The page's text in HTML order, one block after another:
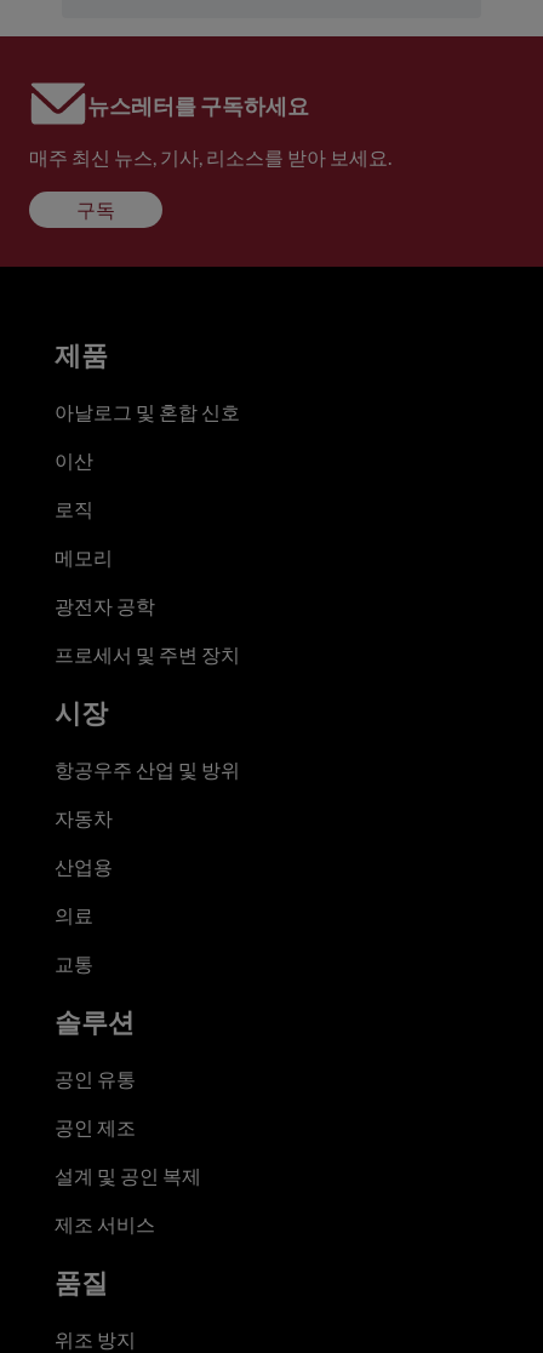
뉴스레터를 구독하세요
매주 최신 뉴스, 기사, 리소스를 받아 보세요.
구독
제품
아날로그 및 혼합 신호
이산
로직
메모리
광전자 공학
프로세서 및 주변 장치
시장
항공우주 산업 및 방위
자동차
산업용
의료
교통
솔루션
공인 유통
공인 제조
설계 및 공인 복제
제조 서비스
품질
위조 방지